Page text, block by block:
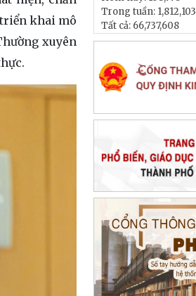
khai mô
xuyên
Trong tuần: 1,812,103
Tất cả: 66,737,608